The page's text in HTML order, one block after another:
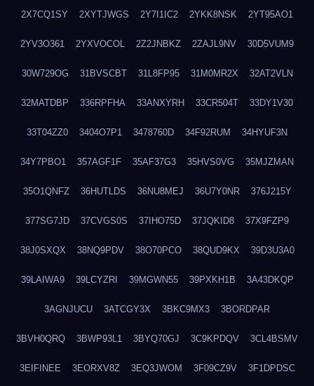
2X7CQ1SY 2XYTJWGS 2Y7I1IC2 2YKK8NSK 2YT95AO1
2YV3O361 2YXVOCOL 2Z2JNBKZ 2ZAJL9NV 30D5VUM9
30W729OG 31BVSCBT 31L8FP95 31M0MR2X 32AT2VLN
32MATDBP 336RPFHA 33ANXYRH 33CR504T 33DY1V30
33T04ZZ0 3404O7P1 3478760D 34F92RUM 34HYUF3N
34Y7PBO1 357AGF1F 35AF37G3 35HVS0VG 35MJZMAN
35O1QNFZ 36HUTLDS 36NU8MEJ 36U7Y0NR 376J215Y
377SG7JD 37CVGS0S 37IHO75D 37JQKID8 37X9FZP9
38J0SXQX 38NQ9PDV 38O70PCO 38QUD9KX 39D3U3A0
39LAIWA9 39LCYZRI 39MGWN55 39PXKH1B 3A43DKQP
3AGNJUCU 3ATCGY3X 3BKC9MX3 3BORDPAR
3BVH0QRQ 3BWP93L1 3BYQ70GJ 3C9KPDQV 3CL4BSMV
3EIFINEE 3EORXV8Z 3EQ3JWOM 3F09CZ9V 3F1DPDSC